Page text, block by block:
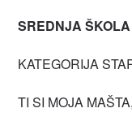
SREDNJA ŠKOLA
KATEGORIJA
TI SI MOJA